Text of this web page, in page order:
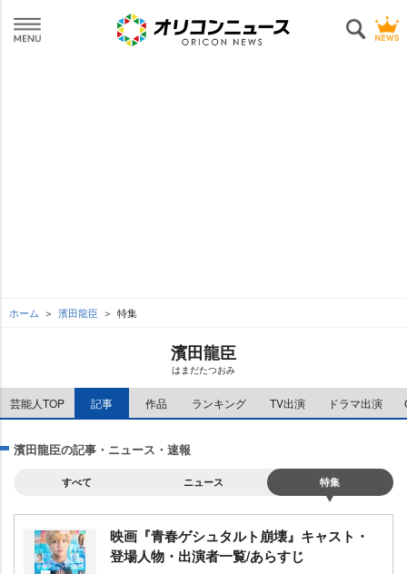
ホーム 濱田龍臣 特集
濱田龍臣
はまだたつおみ
芸能人TOP 記事 作品 ランキング TV出演 ドラマ出演
濱田龍臣の記事・ニュース・速報
すべて ニュース 特集
映画『青春ゲシュタルト崩壊』キャスト・
登場人物・出演者一覧/あらすじ